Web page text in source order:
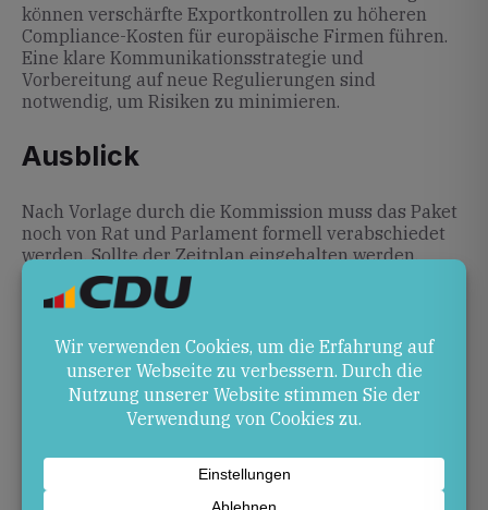
können verschärfte Exportkontrollen zu höheren
Compliance-Kosten für europäische Firmen führen.
Eine klare Kommunikationsstrategie und
Vorbereitung auf neue Regulierungen sind
notwendig, um Risiken zu minimieren.
Ausblick
Nach Vorlage durch die Kommission muss das Paket
noch von Rat und Parlament formell verabschiedet
werden. Sollte der Zeitplan eingehalten werden,
könnten die Maßnahmen bereits am 24. Februar
2026 wirksam werden. Beobachten wird man, ob
Quellen
austria.representation.ec.europa.eu –
Europäische Kommission schlägt 20.
Sanktionspaket gegen …
www.stern.de – EU bringt 20. Paket mit